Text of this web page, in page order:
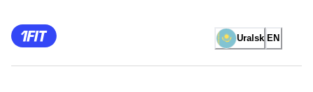
Uralsk EN